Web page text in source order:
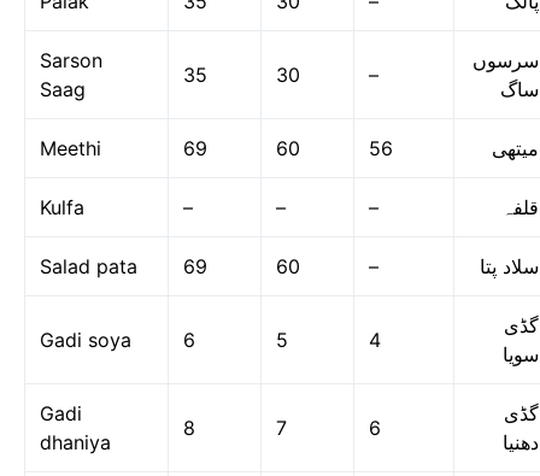
Sarson
Saag
35 30 –
سرسوں
ساگ
Meethi 69 60 56 میتھی
Kulfa – – – قلفہ
Salad pata 69 60 – سلاد پتا
Gadi soya 6 5 4
گڈی
سویا
Gadi
dhaniya
8 7 6
گڈی
دھنیا